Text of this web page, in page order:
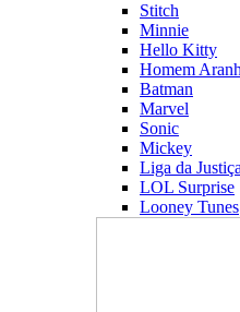
Stitch
Minnie
Hello Kitty
Homem
Batman
Marvel
Sonic
Mickey
Liga da Justiça
LOL Surprise
Looney Tunes